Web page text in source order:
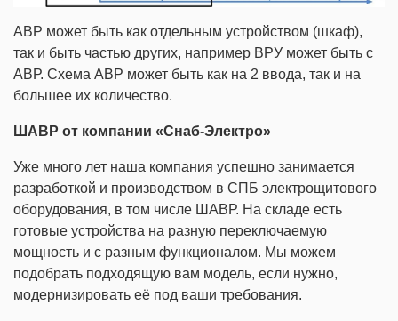
АВР может быть как отдельным устройством (шкаф),
так и быть частью других, например ВРУ может быть с
АВР. Схема АВР может быть как на 2 ввода, так и на
большее их количество.
ШАВР от компании «Снаб-Электро»
Уже много лет наша компания успешно занимается
разработкой и производством в СПБ электрощитового
оборудования, в том числе ШАВР. На складе есть
готовые устройства на разную переключаемую
мощность и с разным функционалом. Мы можем
подобрать подходящую вам модель, если нужно,
модернизировать её под ваши требования.